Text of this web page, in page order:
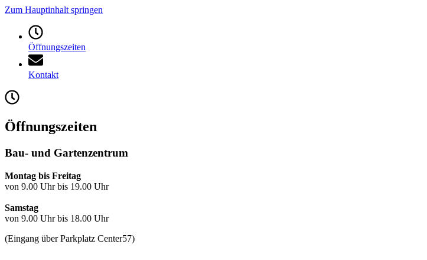
Zum Hauptinhalt springen
Öffnungszeiten
Kontakt
Öffnungszeiten
Bau- und Gartenzentrum
Montag bis Freitag
von 9.00 Uhr bis 19.00 Uhr
Samstag
von 9.00 Uhr bis 18.00 Uhr
(Eingang über Parkplatz Center57)